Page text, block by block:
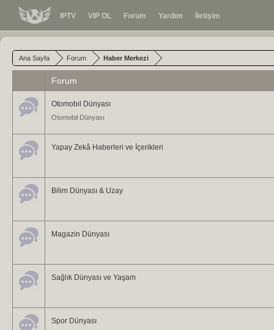
IPTV VIP OL Forum Yardım İletişim
Ana Sayfa Forum Haber Merkezi
Forum
Otomobil Dünyası
Otomobil Dünyası
Yapay Zekâ Haberleri ve İçerikleri
Bilim Dünyası & Uzay
Magazin Dünyası
Sağlık Dünyası ve Yaşam
Spor Dünyası